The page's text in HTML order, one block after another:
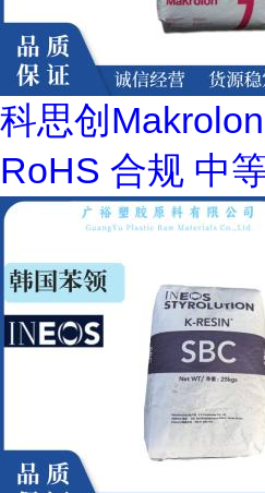
科思创
RoHS 合规 中